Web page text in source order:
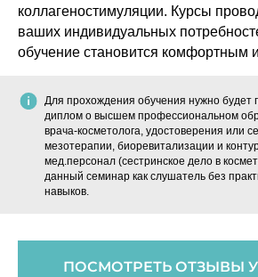
коллагеностимуляции. Курсы
ваших индивидуальных
обучение становится комфортным
Для прохождения обучения нужно будет
диплом о высшем профессиональном
врача-косметолога, удостоверения или
мезотерапии, биоревитализации и
мед.персонал (сестринское дело в
данный семинар как слушатель без
навыков.
ПОСМОТРЕТЬ ОТЗЫВЫ